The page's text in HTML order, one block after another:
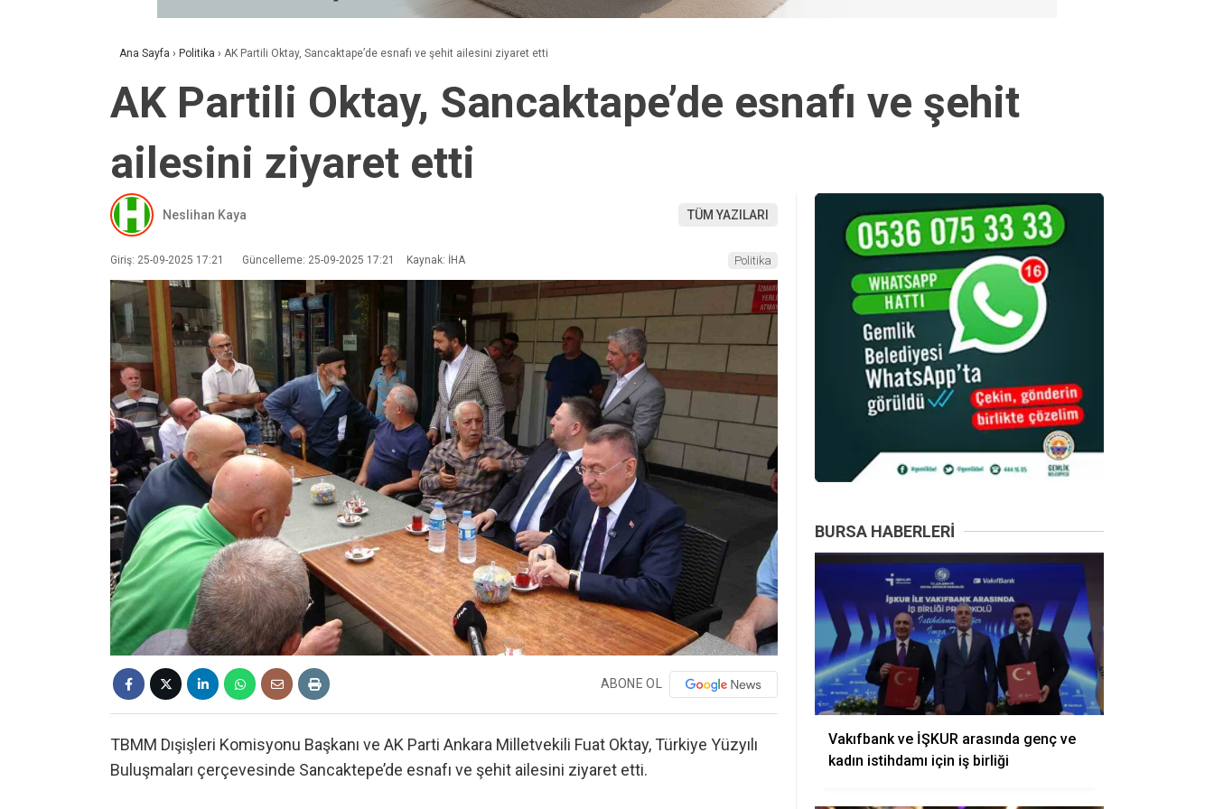
Ana Sayfa › Politika › AK Partili Oktay, Sancaktape’de esnafı ve şehit ailesini ziyaret etti
AK Partili Oktay, Sancaktape’de esnafı ve şehit
ailesini ziyaret etti
Neslihan Kaya TÜM YAZILARI
Giriş: 25-09-2025 17:21 Güncelleme: 25-09-2025 17:21 Kaynak: İHA Politika
ABONE OL
TBMM Dışişleri Komisyonu Başkanı ve AK Parti Ankara Milletvekili Fuat Oktay, Türkiye Yüzyılı
Buluşmaları çerçevesinde Sancaktepe’de esnafı ve şehit ailesini ziyaret etti.
BURSA HABERLERI
Vakıfbank ve İŞKUR arasında genç ve
kadın istihdamı için iş birliği